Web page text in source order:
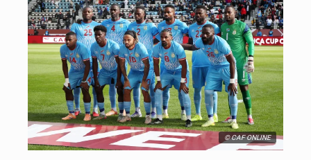
© CAF ONLINE